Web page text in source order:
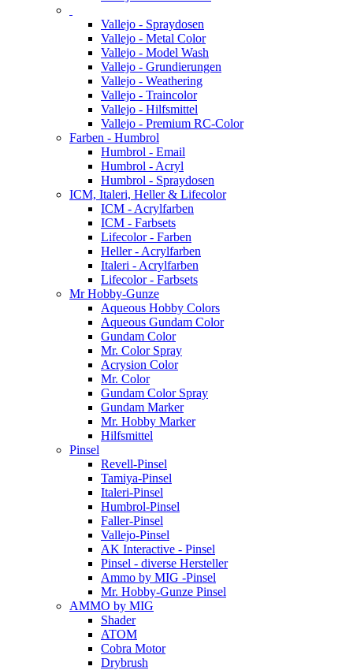
Vallejo - Spraydosen
Vallejo - Metal Color
Vallejo - Model Wash
Vallejo - Grundierungen
Vallejo - Weathering
Vallejo - Traincolor
Vallejo - Hilfsmittel
Vallejo - Premium RC-Color
Farben - Humbrol
Humbrol - Email
Humbrol - Acryl
Humbrol - Spraydosen
ICM, Italeri, Heller & Lifecolor
ICM - Acrylfarben
ICM - Farbsets
Lifecolor - Farben
Heller - Acrylfarben
Italeri - Acrylfarben
Lifecolor - Farbsets
Mr Hobby-Gunze
Aqueous Hobby Colors
Aqueous Gundam Color
Gundam Color
Mr. Color Spray
Acrysion Color
Mr. Color
Gundam Color Spray
Gundam Marker
Mr. Hobby Marker
Hilfsmittel
Pinsel
Revell-Pinsel
Tamiya-Pinsel
Italeri-Pinsel
Humbrol-Pinsel
Faller-Pinsel
Vallejo-Pinsel
AK Interactive - Pinsel
Pinsel - diverse Hersteller
Ammo by MIG -Pinsel
Mr. Hobby-Gunze Pinsel
AMMO by MIG
Shader
ATOM
Cobra Motor
Drybrush